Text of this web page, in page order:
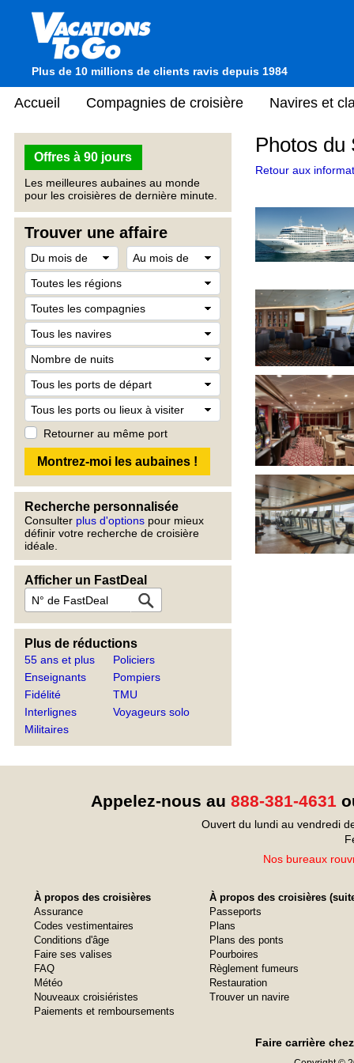
Plus de 10 millions de clients ravis depuis 1984
Accueil Compagnies de croisière Navires et
Offres à 90 jours
Les meilleures aubaines au monde
pour les croisières de dernière minute.
Trouver une affaire
Retourner au même port
Recherche personnalisée
Consulter plus d'options pour mieux
définir votre recherche de croisière
idéale.
Afficher un FastDeal
Plus de réductions
55 ans et plus
Enseignants
Fidélité
Interlignes
Militaires
Policiers
Pompiers
TMU
Voyageurs solo
Photos du
Retour aux
Appelez-nous au 888-381-4631
Ouvert du lundi au vendredi
Nos bureaux
À propos des croisières
Assurance
Codes vestimentaires
Conditions d'âge
Faire ses valises
FAQ
Météo
Nouveaux croisiéristes
Paiements et remboursements
À propos des croisières
Passeports
Plans
Plans des ponts
Pourboires
Règlement fumeurs
Restauration
Trouver un navire
Faire carrière